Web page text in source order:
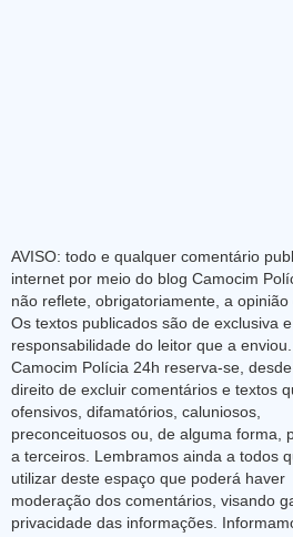
AVISO: todo e qualquer comentário
internet por meio do blog Camocim
não reflete, obrigatoriamente, a opinião
Os textos publicados são de exclusiva
responsabilidade do leitor que a
Camocim Polícia 24h reserva-se,
direito de excluir comentários e textos
ofensivos, difamatórios, caluniosos,
preconceituosos ou, de alguma forma,
a terceiros. Lembramos ainda a todos
utilizar deste espaço que poderá haver
moderação dos comentários, visando
privacidade das informações.